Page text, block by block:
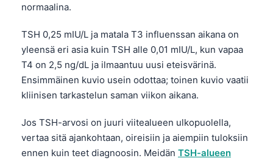
normaalina.
TSH 0,25 mIU/L ja matala T3 influenssan aikana on
yleensä eri asia kuin TSH alle 0,01 mIU/L, kun vapaa
T4 on 2,5 ng/dL ja ilmaantuu uusi eteisvärinä.
Ensimmäinen kuvio usein odottaa; toinen kuvio vaatii
kliinisen tarkastelun saman viikon aikana.
Jos TSH-arvosi on juuri viitealueen ulkopuolella,
vertaa sitä ajankohtaan, oireisiin ja aiempiin tuloksiin
ennen kuin teet diagnoosin. Meidän TSH-alueen